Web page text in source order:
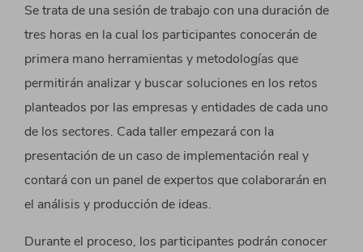
Se trata de una sesión de trabajo con una duración de
tres horas en la cual los participantes conocerán de
primera mano herramientas y metodologías que
permitirán analizar y buscar soluciones en los retos
planteados por las empresas y entidades de cada uno
de los sectores. Cada taller empezará con la
presentación de un caso de implementación real y
contará con un panel de expertos que colaborarán en
el análisis y producción de ideas.
Durante el proceso, los participantes podrán conocer